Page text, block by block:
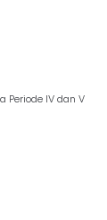
IV dan V